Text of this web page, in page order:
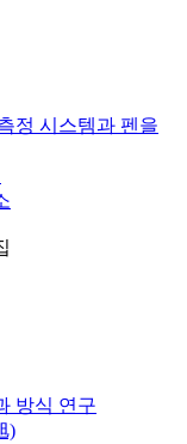
정 시스템과 펜을
방식 연구
)